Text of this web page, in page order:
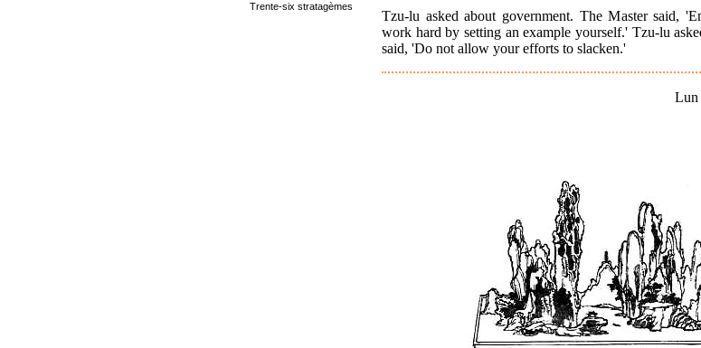
Tzu-lu asked about government. The Master said,
work hard by setting an example yourself.' Tzu-lu
said, 'Do not allow your efforts to slacken.'
Lun
Trente-six stratagèmes